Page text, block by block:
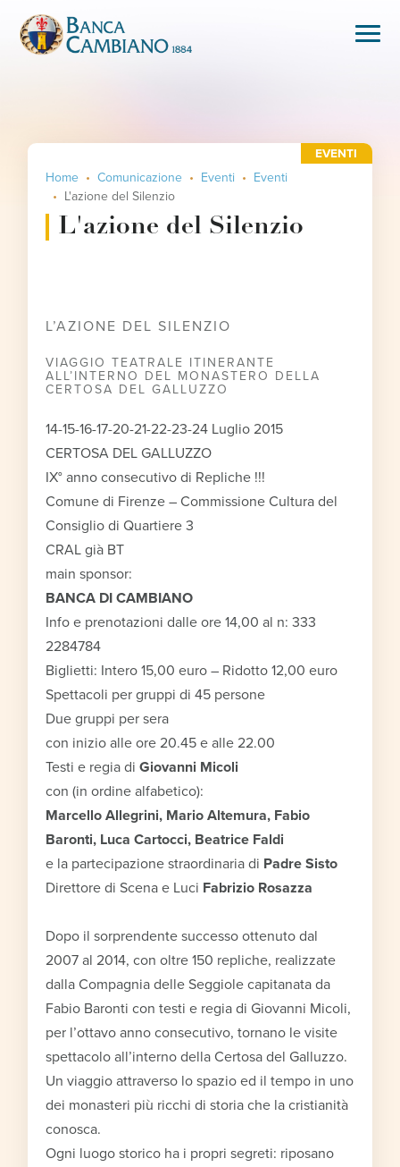
Home Comunicazione Eventi
Eventi
L'azione del Silenzio
L'azione del Silenzio
EVENTI
L’AZIONE DEL SILENZIO
VIAGGIO TEATRALE ITINERANTE
ALL’INTERNO DEL MONASTERO DELLA
CERTOSA DEL GALLUZZO
14-15-16-17-20-21-22-23-24 Luglio 2015
CERTOSA DEL GALLUZZO
IX° anno consecutivo di Repliche !!!
Comune di Firenze – Commissione Cultura del
Consiglio di Quartiere 3
CRAL già BT
main sponsor:
BANCA DI CAMBIANO
Info e prenotazioni dalle ore 14,00 al n: 333
2284784
Biglietti: Intero 15,00 euro – Ridotto 12,00 euro
Spettacoli per gruppi di 45 persone
Due gruppi per sera
con inizio alle ore 20.45 e alle 22.00
Testi e regia diGiovanni Micoli
con (in ordine alfabetico):
Marcello Allegrini, Mario Altemura, Fabio
Baronti, Luca Cartocci, Beatrice Faldi
e la partecipazione straordinaria di Padre Sisto
Direttore di Scena e Luci Fabrizio Rosazza
Dopo il sorprendente successo ottenuto dal
2007 al 2014, con oltre 150 repliche, realizzate
dalla Compagnia delle Seggiole capitanata da
Fabio Baronti con testi e regia di Giovanni Micoli,
per l’ottavo anno consecutivo, tornano le visite
spettacolo all’interno della Certosa del Galluzzo.
Un viaggio attraverso lo spazio ed il tempo in uno
dei monasteri più ricchi di storia che la cristianità
conosca.
Ogni luogo storico ha i propri segreti: riposano